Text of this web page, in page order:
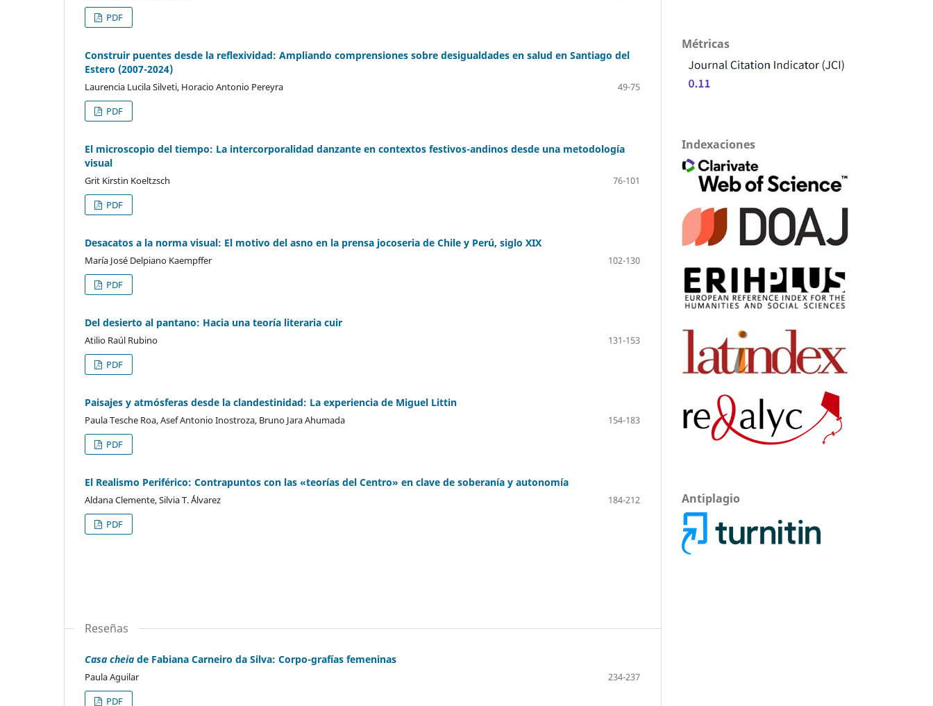
PDF
Construir puentes desde la reflexividad: Ampliando comprensiones sobre desigualdades en salud en Santiago del
Estero (2007-2024)
Laurencia Lucila Silveti, Horacio Antonio Pereyra
49-75
PDF
El microscopio del tiempo: La intercorporalidad danzante en contextos festivos-andinos desde una metodología
visual
Grit Kirstin Koeltzsch
76-101
PDF
Desacatos a la norma visual: El motivo del asno en la prensa jocoseria de Chile y Perú, siglo XIX
María José Delpiano Kaempffer
102-130
PDF
Del desierto al pantano: Hacia una teoría literaria cuir
Atilio Raúl Rubino
131-153
PDF
Paisajes y atmósferas desde la clandestinidad: La experiencia de Miguel Littin
Paula Tesche Roa, Asef Antonio Inostroza, Bruno Jara Ahumada
154-183
PDF
El Realismo Periférico: Contrapuntos con las «teorías del Centro» en clave de soberanía y autonomía
Aldana Clemente, Silvia T. ´Álvarez
184-212
PDF
Reseñas
Casa cheia de Fabiana Carneiro da Silva: Corpo-grafías femeninas
Paula Aguilar
234-237
PDF
Métricas
Indexaciones
Antiplagio